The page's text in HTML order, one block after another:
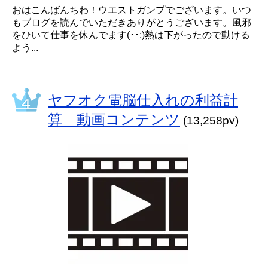
おはこんばんちわ！ウエストガンプでございます。いつ
もブログを読んでいただきありがとうございます。風邪
をひいて仕事を休んでます(･･;)熱は下がったので動ける
よう...
ヤフオク電脳仕入れの利益計
算 動画コンテンツ (13,258pv)